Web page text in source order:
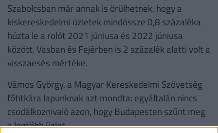
Szabolcsban már annak is örülhetnek, hogy a
kiskereskedelmi üzletek mindössze 0,8 százaléka
húzta le a rolót 2021 júniusa és 2022 júniusa
között. Vasban és Fejérben is 2 százalék alatti volt a
visszaesés mértéke.
Vámos György, a Magyar Kereskedelmi Szövetség
főtitkára lapunknak azt mondta: egyáltalán nincs
csodálkoznivaló azon, hogy Budapesten szűnt meg
a legtöbb üzlet.